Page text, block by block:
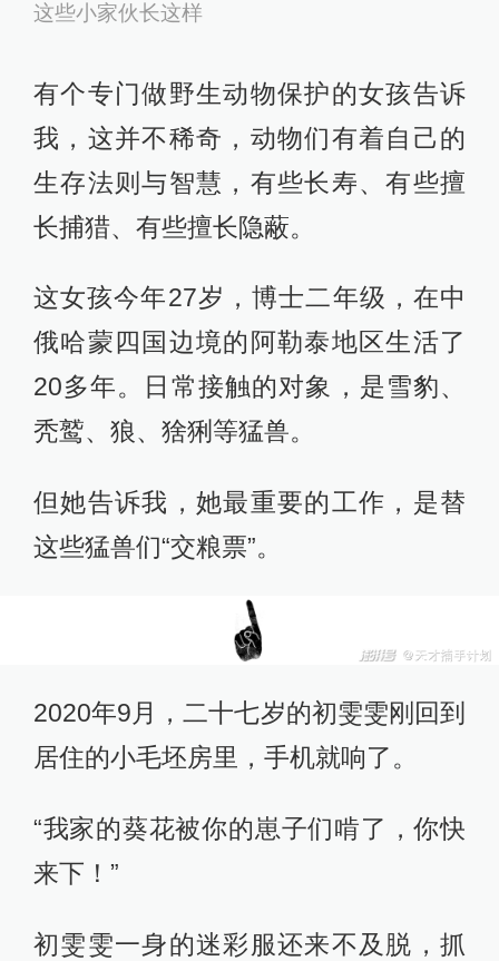
这些小家伙长这样
有个专门做野生动物保护的女孩告诉
我，这并不稀奇，动物们有着自己的
生存法则与智慧，有些长寿、有些擅
长捕猎、有些擅长隐蔽。
这女孩今年27岁，博士二年级，在中
俄哈蒙四国边境的阿勒泰地区生活了
20多年。日常接触的对象，是雪豹、
秃鹫、狼、猞猁等猛兽。
但她告诉我，她最重要的工作，是替
这些猛兽们“交粮票”。
2020年9月，二十七岁的初雯雯刚回到
居住的小毛坯房里，手机就响了。
“我家的葵花被你的崽子们啃了，你快
来下！”
初雯雯一身的迷彩服还来不及脱，抓